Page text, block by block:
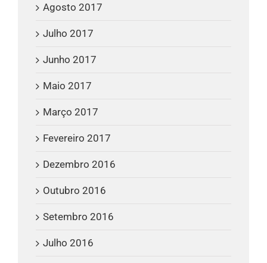
Agosto 2017
Julho 2017
Junho 2017
Maio 2017
Março 2017
Fevereiro 2017
Dezembro 2016
Outubro 2016
Setembro 2016
Julho 2016